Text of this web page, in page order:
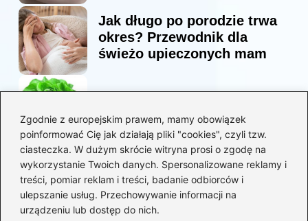
Zgodnie z europejskim prawem, mamy obowiązek
poinformować Cię jak działają pliki "cookies", czyli tzw.
ciasteczka. W dużym skrócie witryna prosi o zgodę na
wykorzystanie Twoich danych. Spersonalizowane reklamy i
treści, pomiar reklam i treści, badanie odbiorców i
ulepszanie usług. Przechowywanie informacji na
urządzeniu lub dostęp do nich.
Jak długo po porodzie trwa
okres? Przewodnik dla
świeżo upieczonych mam
mam karmiących piersią
Jaką biblia dla dzieci
wybrać, aby wzbudzić ich
zainteresowanie?